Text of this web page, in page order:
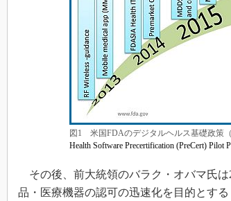
図1 米国FDAのデジタルヘルス基礎政策
Health Software Precertification (PreCert) Pilot
その後、前大統領のバラク・オバマ氏は
品・医療機器の認可の迅速化を目的とす